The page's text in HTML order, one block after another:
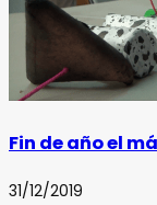
Fin de año el
31/12/2019